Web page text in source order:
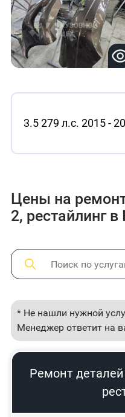
3.5 279 л.с. 2015 -
Цены на
2, рестайлинг в
* Не нашли нужной
Менеджер ответит на
Ремонт